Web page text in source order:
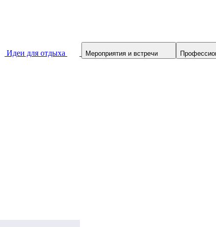
Идеи для отдыха Мероприятия и встречи